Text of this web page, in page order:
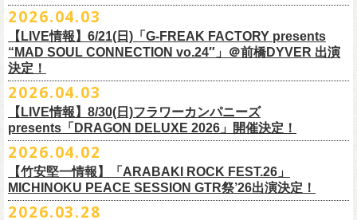
鈴木実貴子ズ自主企画イベント『心臓の騒音』にフラワーカンパニーズ
の出演が決定！
本日よりオフィシャル先行もスタート！どうぞお見逃しなく〜
◎鈴木実貴子ズ自主企画イベント『心臓の騒音』
日程：12月3日(木)
時間：開場 18:30 開演 19:00
会場 ：新代田FEVER
料金：4,500円（税込/ドリンク代別/整理番号有）
出演：鈴木実貴子ズ / フラワーカンパニーズ
一般チケット発売日：8月23(土)
問い合わせ：VINTAGE ROCK std. 03-5787-5350 （平日12:00～17:00）
本日4月23日(木)に結成37周年を迎えたフラワーカンパニーズ、自身初と
なるクラブクアトロ・ワンマンツアーの開催が決定！
◎フラワーカンパニーズ 「フラカンのクアトロツアー2026」
10/10(土)渋谷クラブクアトロ OPEN 16:15 START 17:00 問：ネク
ストロード
10/24(土)広島クラブクアトロ OPEN 16:15 START 17:00 問：キャ
ンディー・プロモーション
10/25(日)梅田クラブクアトロ OPEN 15:15 START 16:00 問：清水
音泉
・7月2日(木)＠荻窪TOP BEAT CLUB
*ワンマン
OPEN：19:00 / START：19:30
前売：¥5,000 / 当日：¥5,500 ＋1DRINK(¥700)
https://topbeatclub.com/schedule/?month=202607
＜振替公演・チケットの払い戻しについて＞
・現在、振替日程、および各公演のチケット払い戻しに関する詳細を調
整しております。 決定次第、改めて各バンドの公式サイトおよび公式
SNS等にてご案内いたしますので、今しばらくお待ちください。
・お手持ちのチケット（紙・電子共に）は、詳細が発表されるまでその
まま大切に保管していただきますようお願い申し上げます。振替公演や
払い戻しの際に必要となります。
改めて万全の体制で、鶴とともにライブをお届けできたらと思いますの
で、ご理解のほど、何卒宜しくお願い致します。
フラワーカンパニーズのベーシスト兼リーダー兼社長、グレートマエカ
ワの57歳の誕生日を記念し、7年ぶりの奄美大島で、誕生日会&前夜祭開
催決定!
2026.04.03
【LIVE情報】6/21(日)「G-FREAK FACTORY presents
“MAD SOUL CONNECTION vo.24″」＠前橋DYVER 出演
決定！
2026.04.03
【LIVE情報】8/30(日)フラワーカンパニーズ
presents「DRAGON DELUXE 2026」開催決定！
2026.04.02
【竹安堅一情報】「ARABAKI ROCK FEST.26」
MICHINOKU PEACE SESSION GTR祭’26出演決定！
2026.03.28